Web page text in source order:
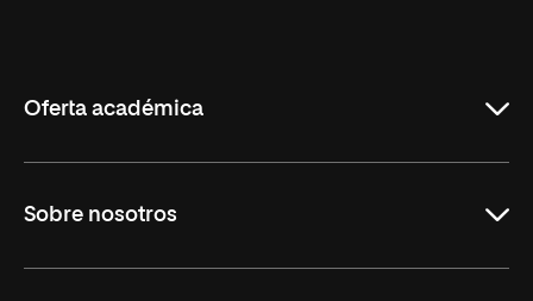
Oferta académica
Formación Continua
Sobre nosotros